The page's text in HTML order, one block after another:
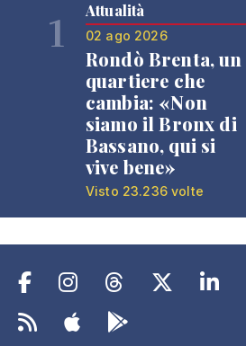
1 Attualità
02 ago 2026
Rondò Brenta, un
quartiere che
cambia: «Non
siamo il Bronx di
Bassano, qui si
vive bene»
Visto 23.236 volte